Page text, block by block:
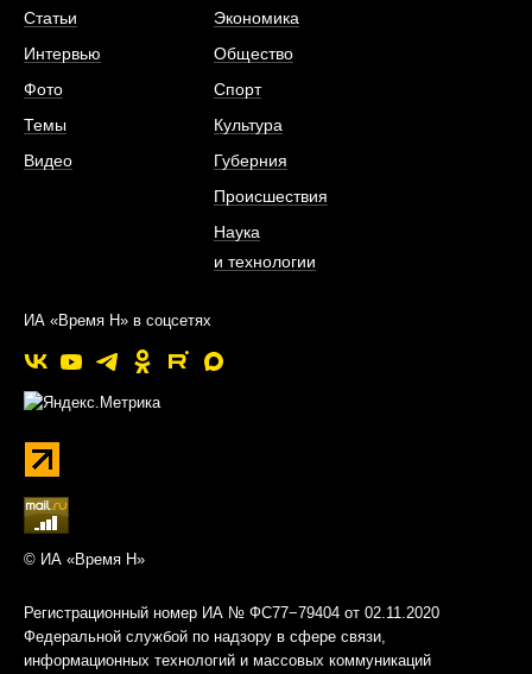
Статьи
Интервью
Фото
Темы
Видео
Экономика
Общество
Спорт
Культура
Губерния
Происшествия
Наука
и технологии
ИА «Время Н» в соцсетях
© ИА «Время Н»
Регистрационный номер ИА № ФС77−79404 от 02.11.2020
Федеральной службой по надзору в сфере связи,
информационных технологий и массовых коммуникаций